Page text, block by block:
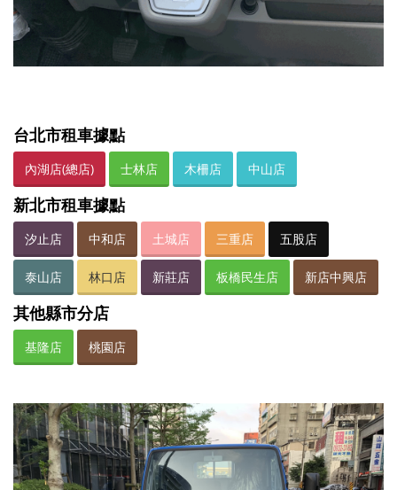
台北市租車據點
內湖店(總店) 士林店 木柵店 中山店
新北市租車據點
汐止店 中和店 土城店 三重店 五股店
泰山店 林口店 新莊店 板橋民生店 新店中興店
其他縣市分店
基隆店 桃園店